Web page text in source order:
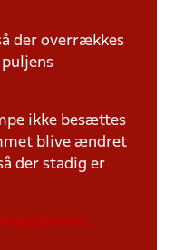
der overrækkes
ikke besættes
blive ændret
der stadig er